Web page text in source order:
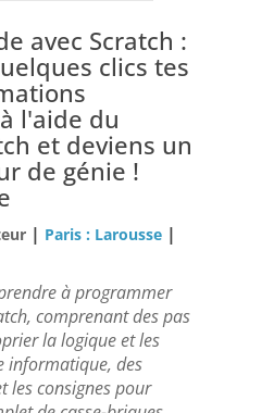
avec Scratch :
clics tes
l'aide du
et deviens un
de génie !
| Paris : Larousse |
à programmer
comprenant des pas
la logique et les
informatique, des
les consignes pour